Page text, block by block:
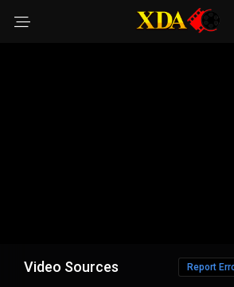
Video Sources Report